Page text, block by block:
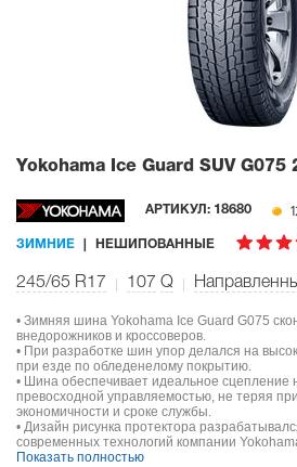
Yokohama Ice Guard SUV G075
АРТИКУЛ: 18680
ЗИМНИЕ НЕШИПОВАННЫЕ
245/65 R17 107 Q
• Зимняя шина Yokohama Ice Guard G075
внедорожников и кроссоверов.
• При разработке шин упор делался на
при езде по обледенелому покрытию.
• Шина обеспечивает идеальное сцепление
превосходной управляемостью, не теряя
экономичности и сроке службы.
• Дизайн рисунка протектора
современных технологий компании
Показать полностью